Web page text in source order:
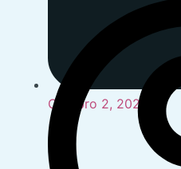
Outubro 2, 2024